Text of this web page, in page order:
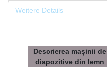
Weitere Details
Descrierea mașinii de
diapozitive din lemn